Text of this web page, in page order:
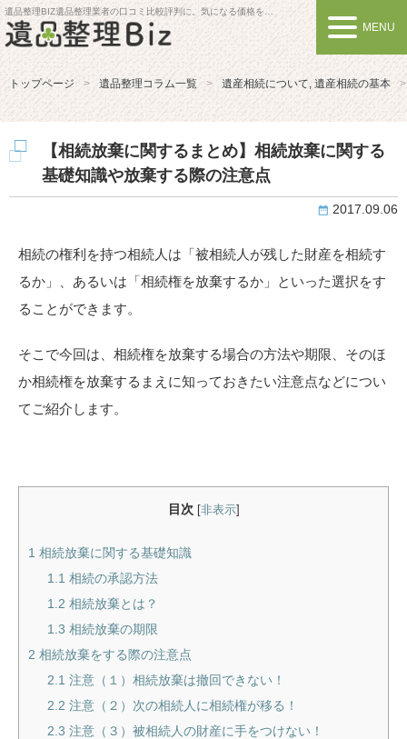
遺品整理BIZ遺品整理業者の口コミ比較評判に。気になる価格を比較しよう
MENU
トップページ 遺品整理コラム一覧 遺産相続について, 遺産相続の基本
【相続放棄に関するまとめ】相続放棄に関する
基礎知識や放棄する際の注意点
2017.09.06
相続の権利を持つ相続人は「被相続人が残した財産を相続す
るか」、あるいは「相続権を放棄するか」といった選択をす
ることができます。
そこで今回は、相続権を放棄する場合の方法や期限、そのほ
か相続権を放棄するまえに知っておきたい注意点などについ
てご紹介します。
目次 [非表示]
1 相続放棄に関する基礎知識
1.1 相続の承認方法
1.2 相続放棄とは？
1.3 相続放棄の期限
2 相続放棄をする際の注意点
2.1 注意（１）相続放棄は撤回できない！
2.2 注意（２）次の相続人に相続権が移る！
2.3 注意（３）被相続人の財産に手をつけない！